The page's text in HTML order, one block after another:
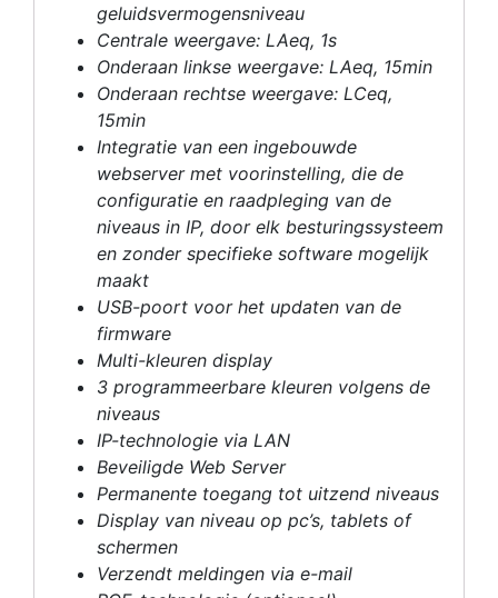
geluidsvermogensniveau
Centrale weergave: LAeq, 1s
Onderaan linkse weergave: LAeq, 15min
Onderaan rechtse weergave: LCeq,
15min
Integratie van een ingebouwde
webserver met voorinstelling, die de
configuratie en raadpleging van de
niveaus in IP, door elk besturingssysteem
en zonder specifieke software mogelijk
maakt
USB-poort voor het updaten van de
firmware
Multi-kleuren display
3 programmeerbare kleuren volgens de
niveaus
IP-technologie via LAN
Beveiligde Web Server
Permanente toegang tot uitzend niveaus
Display van niveau op pc’s, tablets of
schermen
Verzendt meldingen via e-mail